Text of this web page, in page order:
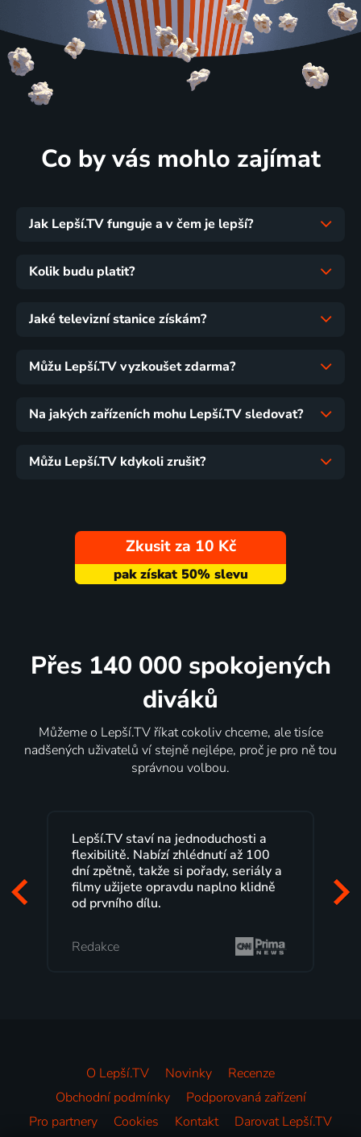
Co by vás mohlo zajímat
Jak Lepší.TV funguje a v čem je lepší?
Kolik budu platit?
Jaké televizní stanice získám?
Můžu Lepší.TV vyzkoušet zdarma?
Na jakých zařízeních mohu Lepší.TV sledovat?
Můžu Lepší.TV kdykoli zrušit?
Zkusit za 10 Kč
Přes 140 000 spokojených
diváků
Můžeme o Lepší.TV říkat cokoliv chceme, ale tisíce
nadšených uživatelů ví stejně nejlépe, proč je pro ně tou
správnou volbou.
Lepší.TV staví na jednoduchosti a
flexibilitě. Nabízí zhlédnutí až 100
dní zpětně, takže si pořady, seriály a
filmy užijete opravdu naplno klidně
od prvního dílu.
Redakce
O Lepší.TV Novinky
Recenze
Obchodní podmínky
Podporovaná zařízení
Pro partnery
Cookies Kontakt Darovat Lepší.TV